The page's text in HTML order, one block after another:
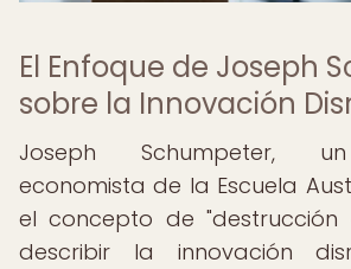
El Enfoque de Joseph
sobre la Innovación
Joseph Schumpeter,
economista de la Escuela
el concepto de "destrucción
describir la innovación